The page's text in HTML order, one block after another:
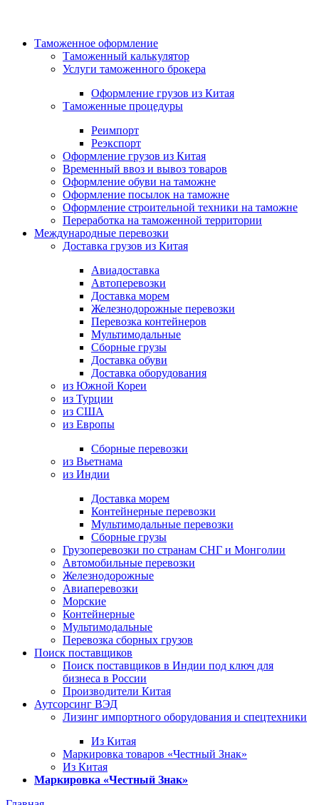
Таможенное оформление
Таможенный калькулятор
Услуги таможенного брокера
Оформление грузов из Китая
Таможенные процедуры
Реимпорт
Реэкспорт
Оформление грузов из Китая
Временный ввоз и вывоз товаров
Оформление обуви на таможне
Оформление посылок на таможне
Оформление строительной техники на таможне
Переработка на таможенной территории
Международные перевозки
Доставка грузов из Китая
Авиадоставка
Автоперевозки
Доставка морем
Железнодорожные перевозки
Перевозка контейнеров
Мультимодальные
Сборные грузы
Доставка обуви
Доставка оборудования
из Южной Кореи
из Турции
из США
из Европы
Сборные перевозки
из Вьетнама
из Индии
Доставка морем
Контейнерные перевозки
Мультимодальные перевозки
Сборные грузы
Грузоперевозки по странам СНГ и Монголии
Автомобильные перевозки
Железнодорожные
Авиаперевозки
Морские
Контейнерные
Мультимодальные
Перевозка сборных грузов
Поиск поставщиков
Поиск поставщиков в Индии под ключ для
бизнеса в России
Производители Китая
Аутсорсинг ВЭД
Лизинг импортного оборудования и спецтехники
Из Китая
Маркировка товаров «Честный Знак»
Из Китая
Маркировка «Честный Знак»